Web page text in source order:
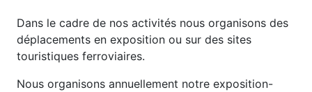
Dans le cadre de nos activités nous organisons des
déplacements en exposition ou sur des sites
touristiques ferroviaires.
Nous organisons annuellement notre exposition-